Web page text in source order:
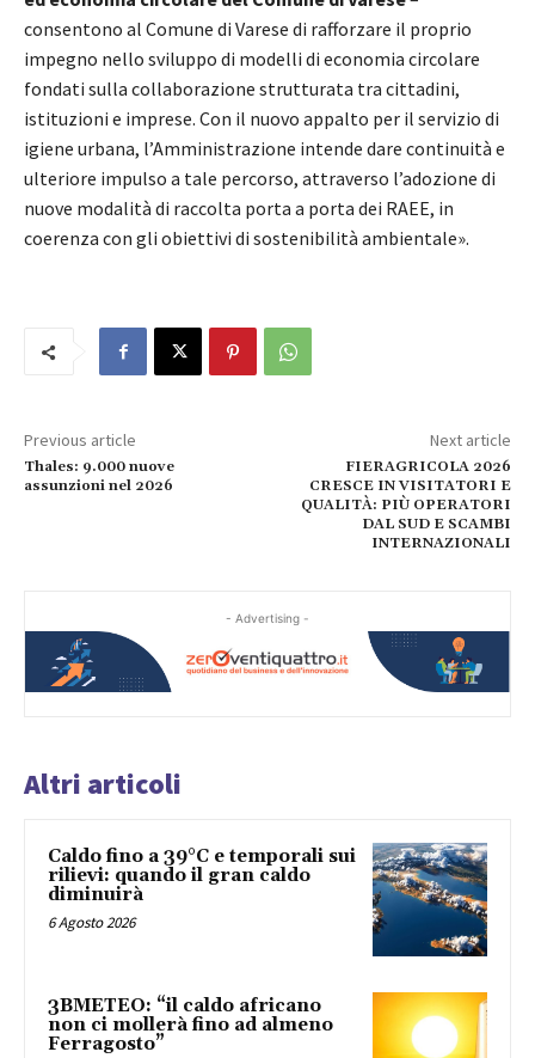
consentono al Comune di Varese di rafforzare il proprio
impegno nello sviluppo di modelli di economia circolare
fondati sulla collaborazione strutturata tra cittadini,
istituzioni e imprese. Con il nuovo appalto per il servizio di
igiene urbana, l’Amministrazione intende dare continuità e
ulteriore impulso a tale percorso, attraverso l’adozione di
nuove modalità di raccolta porta a porta dei RAEE, in
coerenza con gli obiettivi di sostenibilità ambientale».
Previous article
Thales: 9.000 nuove
assunzioni nel 2026
Next article
FIERAGRICOLA 2026
CRESCE IN VISITATORI E
QUALITÀ: PIÙ OPERATORI
DAL SUD E SCAMBI
INTERNAZIONALI
- Advertising -
Altri articoli
Caldo fino a 39°C e temporali sui
rilievi: quando il gran caldo
diminuirà
6 Agosto 2026
3BMETEO: “il caldo africano
non ci mollerà fino ad almeno
Ferragosto”